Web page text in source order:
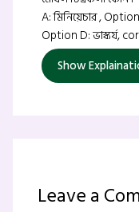
A: মিনিয়েচার ,
Option D: ভাস্কর্য,
Show
Leave a